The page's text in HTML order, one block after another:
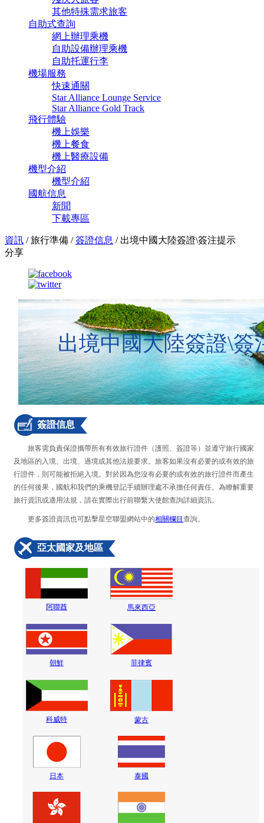
其他特殊需求旅客
自助式查詢
網上辦理乘機
自助設備辦理乘機
自助托運行李
機場服務
快速通關
Star Alliance Lounge Service
Star Alliance Gold Track
飛行體驗
機上娛樂
機上餐食
機上醫療設備
機型介紹
機型介紹
國航信息
新聞
下載專區
資訊 / 旅行準備 / 簽證信息 / 出境中國大陸簽證\簽注提示
分享
出境中國大陸簽證\簽
簽證信息
旅客需負責保證攜帶所有有效旅行證件（護照、簽證等）並遵守旅行國家
及地區的入境、出境、過境或其他法規要求。旅客如果沒有必要的或有效的旅
行證件，則可能被拒絕入境。對於因為您沒有必要的或有效的旅行證件而產生
的任何後果，國航和我們的乘機登記手續辦理處不承擔任何責任。為瞭解重要
旅行資訊或適用法規，請在實際出行前聯繫大使館查詢詳細資訊。
更多簽證資訊也可點擊星空聯盟網站中的相關欄目 查詢。
亞太國家及地區
阿聯酋 馬來西亞
朝鮮 菲律賓
科威特 蒙古
日本 泰國